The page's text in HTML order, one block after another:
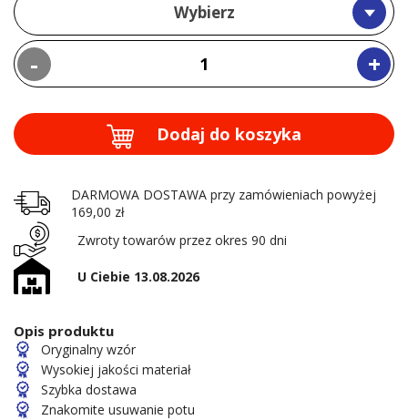
Wybierz
- +
Dodaj do koszyka
DARMOWA DOSTAWA przy zamówieniach powyżej
169,00 zł
Zwroty towarów przez okres 90 dni
U Ciebie 13.08.2026
Opis produktu
Oryginalny wzór
Wysokiej jakości materiał
Szybka dostawa
Znakomite usuwanie potu